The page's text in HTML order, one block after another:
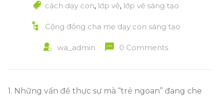
cách dạy con, lớp vẽ, lớp vẽ sáng tạo
Cộng đồng cha mẹ dạy con sáng tạo
wa_admin 0 Comments
1. Những vấn đề thực sự mà “trẻ ngoan” đang che